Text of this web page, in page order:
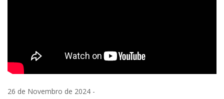
26 de Novembro de 2024 -